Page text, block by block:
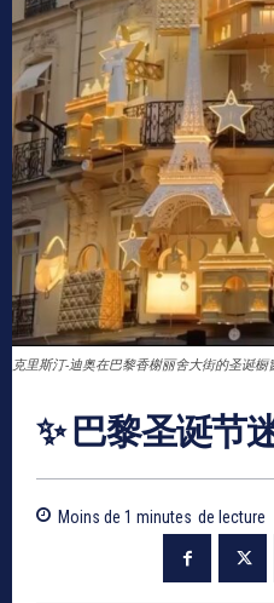
克里斯汀-迪奥在巴黎香榭丽舍大街的圣诞橱
✨ 巴黎圣诞节
Moins de 1 minutes de lecture